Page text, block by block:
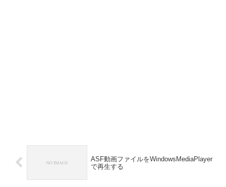
ASF動画ファイルをWindowsMediaPlayer
で再生する